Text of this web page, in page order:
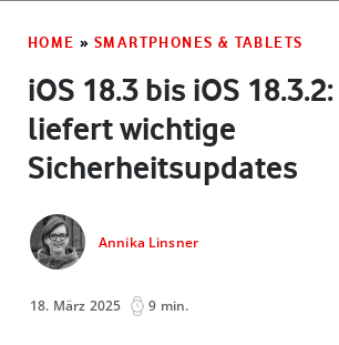
HOME » SMARTPHONES & TABLETS
iOS 18.3 bis iOS
liefert wichtige
Sicherheitsupdates
Annika Linsner
18. März 2025 9 min.